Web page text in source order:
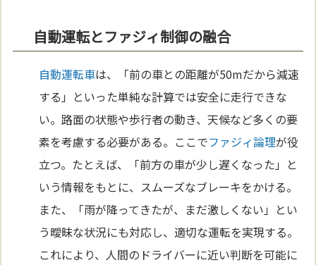
自動運転とファジィ制御の融合
自動運転車は、「前の車との距離が50mだから減速
する」といった単純な計算では安全に走行できな
い。路面の状態や歩行者の動き、天候など多くの要
素を考慮する必要がある。ここでファジィ論理が役
立つ。たとえば、「前方の車が少し遅くなった」と
いう情報をもとに、スムーズなブレーキをかける。
また、「雨が降ってきたが、まだ激しくない」とい
う曖昧な状況にも対応し、適切な運転を実現する。
これにより、人間のドライバーに近い判断を可能に